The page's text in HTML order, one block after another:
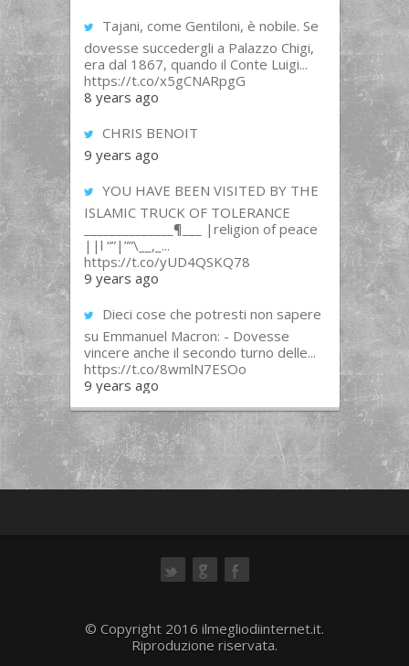
Tajani, come Gentiloni, è nobile. Se
dovesse succedergli a Palazzo Chigi,
era dal 1867, quando il Conte Luigi...
https://t.co/x5gCNARpgG
8 years ago
CHRIS BENOIT
9 years ago
YOU HAVE BEEN VISITED BY THE
ISLAMIC TRUCK OF TOLERANCE
______________¶___ |religion of peace
||l “”|””\__,_...
https://t.co/yUD4QSKQ78
9 years ago
Dieci cose che potresti non sapere
su Emmanuel Macron: - Dovesse
vincere anche il secondo turno delle...
https://t.co/8wmlN7ESOo
9 years ago
© Copyright 2016 ilmegliodiinternet.it.
Riproduzione riservata.